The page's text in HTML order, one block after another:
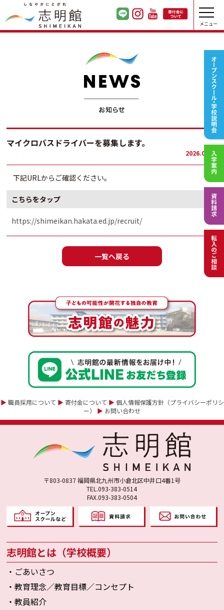
メニュー
マイクロバスドライバーを募集します。
2026.02.10
下記URLからご確認ください。
こちらをタップ
https://shimeikan.hakata.ed.jp/recruit/
一覧へ戻る
▶ 職員採用について ▶ 寄付金について ▶ 個人情報保護方針（プライバシーポリシ
ー）
▶ お問い合わせ
〒803-0837 福岡県北九州市小倉北区中井口4番1号
TEL.093-383-0514
FAX.093-383-0504
志明館とは（学校概要）
・ごあいさつ
・教育理念／教育目標／コンセプト
・教員紹介